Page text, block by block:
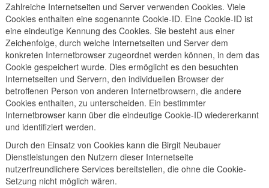
Zahlreiche Internetseiten und Server verwenden Cookies. Viele
Cookies enthalten eine sogenannte Cookie-ID. Eine Cookie-ID ist
eine eindeutige Kennung des Cookies. Sie besteht aus einer
Zeichenfolge, durch welche Internetseiten und Server dem
konkreten Internetbrowser zugeordnet werden können, in dem das
Cookie gespeichert wurde. Dies ermöglicht es den besuchten
Internetseiten und Servern, den individuellen Browser der
betroffenen Person von anderen Internetbrowsern, die andere
Cookies enthalten, zu unterscheiden. Ein bestimmter
Internetbrowser kann über die eindeutige Cookie-ID wiedererkannt
und identifiziert werden.
Durch den Einsatz von Cookies kann die Birgit Neubauer
Dienstleistungen den Nutzern dieser Internetseite
nutzerfreundlichere Services bereitstellen, die ohne die Cookie-
Setzung nicht möglich wären.